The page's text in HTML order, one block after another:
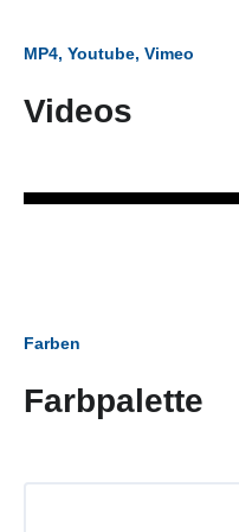
MP4, Youtube, Vimeo
Videos
Farben
Farbpalette